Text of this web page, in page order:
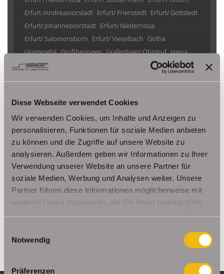
Diese Webseite verwendet Cookies
Wir verwenden Cookies, um Inhalte und Anzeigen zu
personalisieren, Funktionen für soziale Medien anbieten
zu können und die Zugriffe auf unsere Website zu
analysieren. Außerdem geben wir Informationen zu Ihrer
Verwendung unserer Website an unsere Partner für
soziale Medien, Werbung und Analysen weiter. Unsere
Partner führen diese Informationen möglicherweise mit
weiteren Daten zusammen, die Sie ihnen bereitgestellt
Notwendig
Präferenzen
Erfurt /Andreasvorstadt Erfurt/ Frienstedt Erfurt/ Gottstedt
Erfurt/ Johannesvorstadt Erfurt/ Niedernissa
Erfurt/ Salomonsborn Erfurt/ Vieselbach Gotha
Grammetal Großheringen Gräfenhain/ Ohrdruf Haina
Herbsleben
Ohrdruf Riethnordhausen Ruhla
Saalfeld/Saale / Remschütz Steinbach-Hallenberg/ Viernau
Tonna / Gräfentonna Udestedt
Unstrut- Hainich /Großengottern
Weimar / Legefeld
Immo Am Ettersberg Haus Am Ettersberg Häuser Am Ettersberg
kaufen Am Ettersberg Immobilie Am Ettersberg Immobilien Am
Ettersberg
Hauskauf Am Ettersberg
Immobilienkauf Am